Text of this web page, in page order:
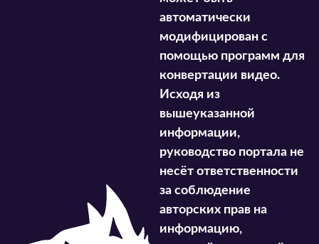
автоматически
модифицирован с
помощью программ для
конвертации видео.
Исходя из
вышеуказанной
информации,
руководство портала не
несёт ответственности
за соблюдение
авторских прав на
информацию,